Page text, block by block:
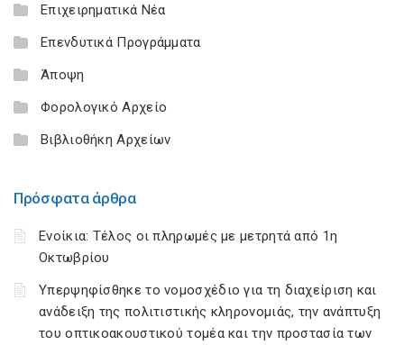
Επιχειρηματικά Νέα
Επενδυτικά Προγράμματα
Άποψη
Φορολογικό Αρχείο
Βιβλιοθήκη Αρχείων
Πρόσφατα άρθρα
Ενοίκια: Τέλος οι πληρωμές με μετρητά από 1η
Οκτωβρίου
Υπερψηφίσθηκε το νομοσχέδιο για τη διαχείριση και
ανάδειξη της πολιτιστικής κληρονομιάς, την ανάπτυξη
του οπτικοακουστικού τομέα και την προστασία των